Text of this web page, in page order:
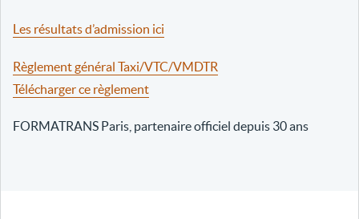
Les résultats d’admission ici
Règlement général Taxi/VTC/VMDTR
Télécharger ce règlement
FORMATRANS Paris, partenaire officiel depuis 30 ans